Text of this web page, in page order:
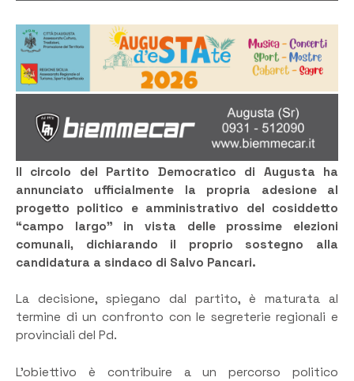
Il circolo del Partito Democratico di Augusta ha
annunciato ufficialmente la propria adesione al
progetto politico e amministrativo del cosiddetto
“campo largo” in vista delle prossime elezioni
comunali, dichiarando il proprio sostegno alla
candidatura a sindaco di Salvo Pancari.
La decisione, spiegano dal partito, è maturata al
termine di un confronto con le segreterie regionali e
provinciali del Pd.
L’obiettivo è contribuire a un percorso politico